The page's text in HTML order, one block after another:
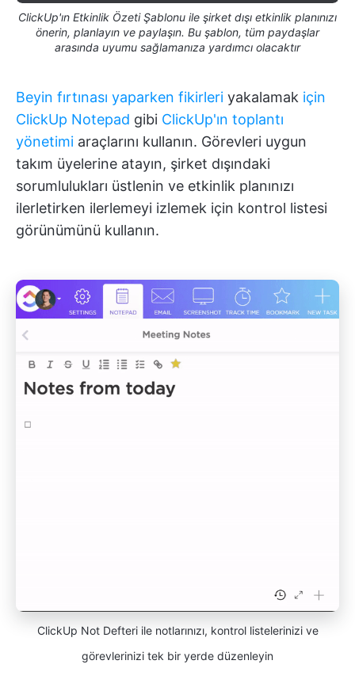
ClickUp'ın Etkinlik Özeti Şablonu ile şirket dışı etkinlik planınızı
önerin, planlayın ve paylaşın. Bu şablon, tüm paydaşlar
arasında uyumu sağlamanıza yardımcı olacaktır
Beyin fırtınası yaparken fikirleri yakalamak için
ClickUp Notepad gibi ClickUp'ın toplantı
yönetimi araçlarını kullanın. Görevleri uygun
takım üyelerine atayın, şirket dışındaki
sorumlulukları üstlenin ve etkinlik planınızı
ilerletirken ilerlemeyi izlemek için kontrol listesi
görünümünü kullanın.
ClickUp Not Defteri ile notlarınızı, kontrol listelerinizi ve
görevlerinizi tek bir yerde düzenleyin